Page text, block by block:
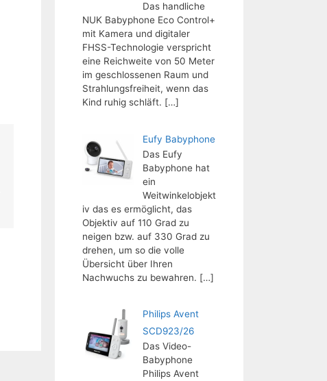
Das handliche
NUK Babyphone Eco Control+
mit Kamera und digitaler
FHSS-Technologie verspricht
eine Reichweite von 50 Meter
im geschlossenen Raum und
Strahlungsfreiheit, wenn das
Kind ruhig schläft. […]
Eufy Babyphone
Das Eufy
Babyphone hat
ein
Weitwinkelobjekt
iv das es ermöglicht, das
Objektiv auf 110 Grad zu
neigen bzw. auf 330 Grad zu
drehen, um so die volle
Übersicht über Ihren
Nachwuchs zu bewahren. […]
Philips Avent
SCD923/26
Das Video-
Babyphone
Philips Avent